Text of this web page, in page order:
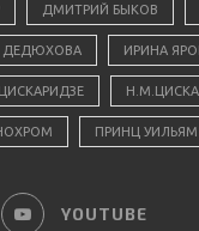
ДМИТРИЙ БЫКОВ
ДЕДЮХОВА ИРИНА
ПРИНЦ УИЛЬЯМ
YOUTUBE